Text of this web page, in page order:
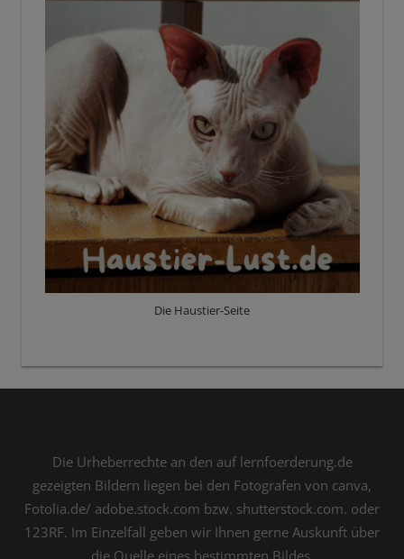
Die Haustier-Seite
Die Urheberrechte an den auf lernfoerderung.de
gezeigten Bildern liegen bei den Fotografen von canva,
Fotolia.de/ adobe.stock.com bzw. shutterstock.com. oder
123RF. Im Einzelfall geben wir Ihnen gerne Auskunft über
die Quelle eines bestimmten Bildes.